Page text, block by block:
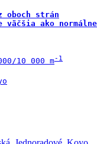
strán
ako normálne
10 000 m